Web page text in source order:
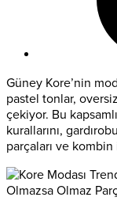
Güney Kore’nin
pastel tonlar,
çekiyor. Bu
kurallarını,
parçaları ve